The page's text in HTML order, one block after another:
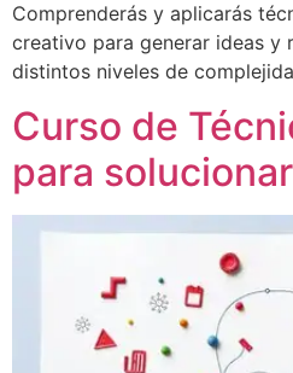
Comprenderás y aplicarás
creativo para generar ideas y
distintos niveles de
Curso de
para